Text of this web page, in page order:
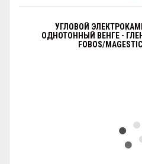
УГЛОВОЙ
ОДНОТОННЫЙ ВЕНГЕ -
FOBOS/